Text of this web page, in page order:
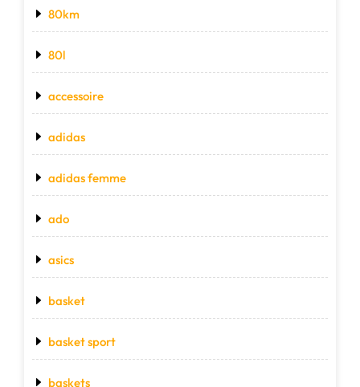
80km
80l
accessoire
adidas
adidas femme
ado
asics
basket
basket sport
baskets